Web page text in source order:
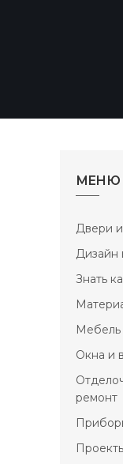
МЕНЮ
Двери
Дизайн
Знать
Мебель
Окна и
ремонт